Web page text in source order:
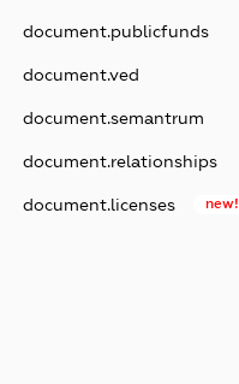
document.publicfunds
document.ved
document.semantrum
document.relationships
document.licenses new!